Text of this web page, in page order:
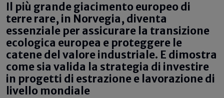
Il più grande giacimento europeo di
terre rare, in Norvegia, diventa
essenziale per assicurare la transizione
ecologica europea e proteggere le
catene del valore industriale. E dimostra
come sia valida la strategia di investire
in progetti di estrazione e lavorazione di
livello mondiale